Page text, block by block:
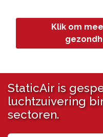
Klik om
StaticAir is
luchtzuivering
sectoren.